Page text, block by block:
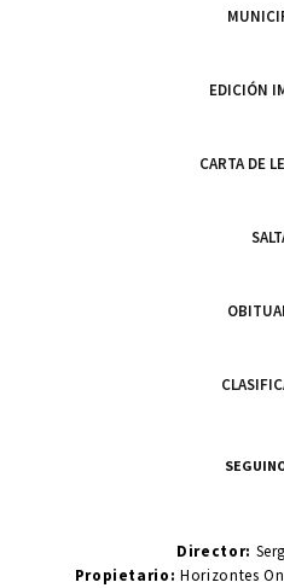
EDICIÓN
CARTA DE
Director:
Propietario:Horizontes